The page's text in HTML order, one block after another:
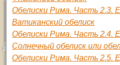
Обелиски Рима. Часть 2.3.
Ватиканский обелиск
Обелиски Рима. Часть 2.4.
Солнечный обелиск или
Обелиски Рима. Часть 2.5.